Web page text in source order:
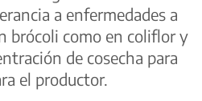
a enfermedades a
brócoli como en coliflor y
de cosecha para
el productor.